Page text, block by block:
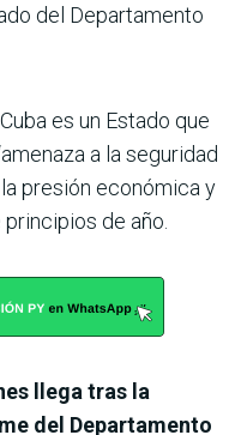
del Departamento
es un Estado que
a la seguridad
presión económica y
de año.
llega tras la
del Departamento